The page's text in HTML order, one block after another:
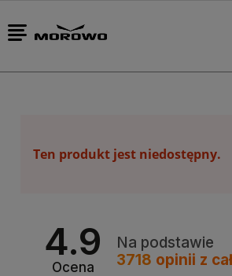
Ten produkt jest niedostępny.
4.9
Ocena
Na podstawie
3718 opinii z